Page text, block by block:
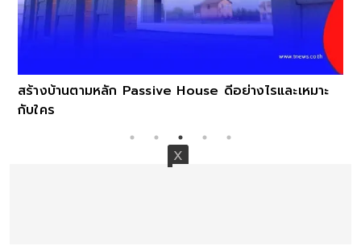
สร้างบ้านตามหลัก Passive House ดีอย่างไรและเหมาะ
กับใคร